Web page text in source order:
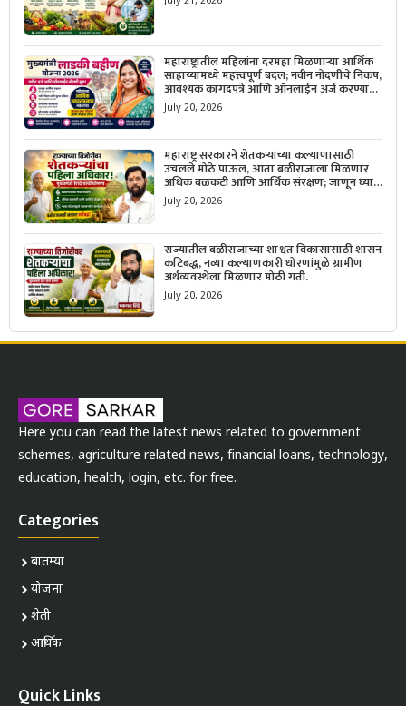
महाराष्ट्रातील महिलांना दरमहा मिळणाऱ्या आर्थिक
साहाय्यामध्ये महत्त्वपूर्ण बदल; नवीन नोंदणीचे निकष,
आवश्यक कागदपत्रे आणि ऑनलाईन अर्ज करण्याची
सोपी प्रक्रिया जाणून घ्या.
July 20, 2026
महाराष्ट्र सरकारने शेतकऱ्यांच्या कल्याणासाठी
उचलले मोठे पाऊल, आता बळीराजाला मिळणार
अधिक बळकटी आणि आर्थिक संरक्षण; जाणून घ्या
सरकारचा नवा संकल्प.
July 20, 2026
राज्यातील बळीराजाच्या शाश्वत विकासासाठी शासन
कटिबद्ध, नव्या कल्याणकारी धोरणांमुळे ग्रामीण
अर्थव्यवस्थेला मिळणार मोठी गती.
July 20, 2026
Here you can read the latest news related to government
schemes, agriculture related news, financial loans, technology,
education, health, login, etc. for free.
Categories
बातम्या
योजना
शेती
आर्थिक
Quick Links